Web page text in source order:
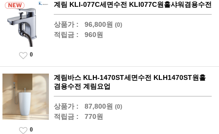
계림 KLI-077C세면수전 KLI077C원홀샤워겸용수전
상품가 : 96,800원 (0)
적립금 : 960원
0
계림바스 KLH-1470ST세면수전 KLH1470ST원홀
겸용수전 계림요업
상품가 : 87,800원 (0)
적립금 : 770원
0